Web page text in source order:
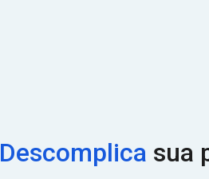
Descomplica sua